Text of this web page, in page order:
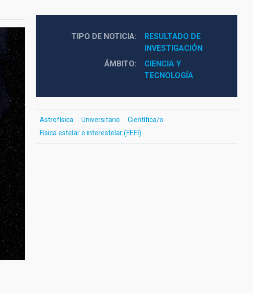
TIPO DE NOTICIA
RESULTADO DE
INVESTIGACIÓN
ÁMBITO
CIENCIA Y
TECNOLOGÍA
Astrofísica Universitario
Científica/o
Física estelar e interestelar (FEEI)